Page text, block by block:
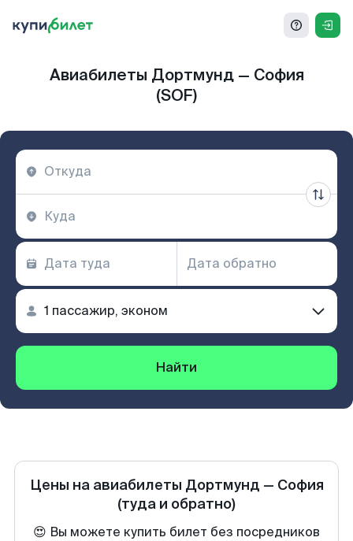
Авиабилеты Дортмунд — София
(SOF)
Найти
Цены на авиабилеты Дортмунд — София
(туда и обратно)
😍 Вы можете купить билет без посредников